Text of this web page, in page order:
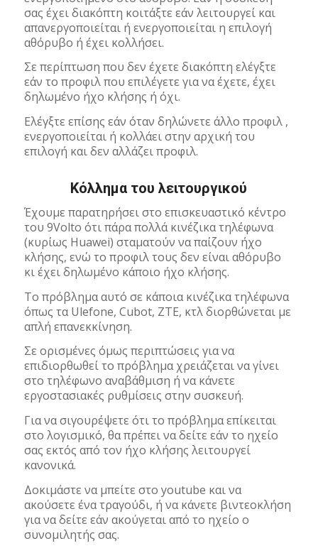
σας έχει διακόπτη κοιτάξτε εάν λειτουργεί και
απανεργοποιείται ή ενεργοποιείται η επιλογή
αθόρυβο ή έχει κολλήσει.
Σε περίπτωση που δεν έχετε διακόπτη ελέγξτε
εάν το προφιλ που επιλέγετε για να έχετε, έχει
δηλωμένο ήχο κλήσης ή όχι.
Ελέγξτε επίσης εάν όταν δηλώνετε άλλο προφιλ ,
ενεργοποιείται ή κολλάει στην αρχική του
επιλογή και δεν αλλάζει προφιλ.
Κόλλημα του λειτουργικού
Έχουμε παρατηρήσει στο επισκευαστικό κέντρο
του 9Volto ότι πάρα πολλά κινέζικα τηλέφωνα
(κυρίως Huawei) σταματούν να παίζουν ήχο
κλήσης, ενώ το προφιλ τους δεν είναι αθόρυβο
κι έχει δηλωμένο κάποιο ήχο κλήσης.
Το πρόβλημα αυτό σε κάποια κινέζικα τηλέφωνα
όπως τα Ulefone, Cubot, ZTE, κτλ διορθώνεται με
απλή επανεκκίνηση.
Σε ορισμένες όμως περιπτώσεις για να
επιδιορθωθεί το πρόβλημα χρειάζεται να γίνει
στο τηλέφωνο αναβάθμιση ή να κάνετε
εργοστασιακές ρυθμίσεις στην συσκευή.
Για να σιγουρέψετε ότι το πρόβλημα επίκειται
στο λογισμικό, θα πρέπει να δείτε εάν το ηχείο
σας εκτός από τον ήχο κλήσης λειτουργεί
κανονικά.
Δοκιμάστε να μπείτε στο youtube και να
ακούσετε ένα τραγούδι, ή να κάνετε βιντεοκλήση
για να δείτε εάν ακούγεται από το ηχείο ο
συνομιλητής σας.